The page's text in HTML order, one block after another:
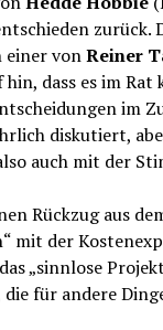
zurück.
einer vonReiner
dass es im
im
diskutiert,
auch mit der
Rückzug aus
mit der
„sinnlose
für andere